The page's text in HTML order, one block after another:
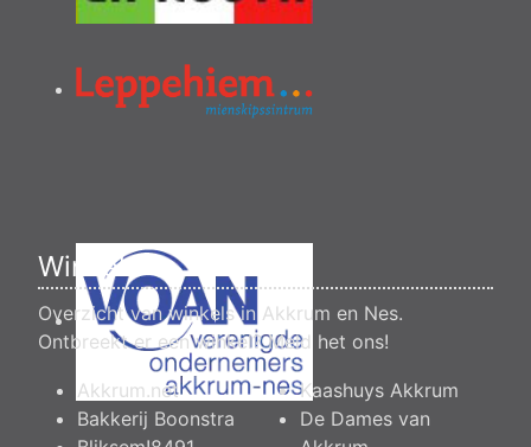
Winkels
Overzicht van winkels in Akkrum en Nes.
Ontbreekt er een winkel?Meld het ons!
Akkrum.net
Bakkerij Boonstra
Kaashuys Akkrum
De Dames van